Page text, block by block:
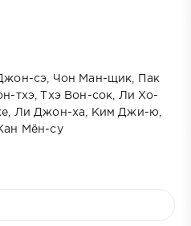
сэ, Чон Ман-щик, Пак
тхэ, Тхэ Вон-сок, Ли Хо-
Ли Джон-ха, Ким Джи-ю,
Мён-су